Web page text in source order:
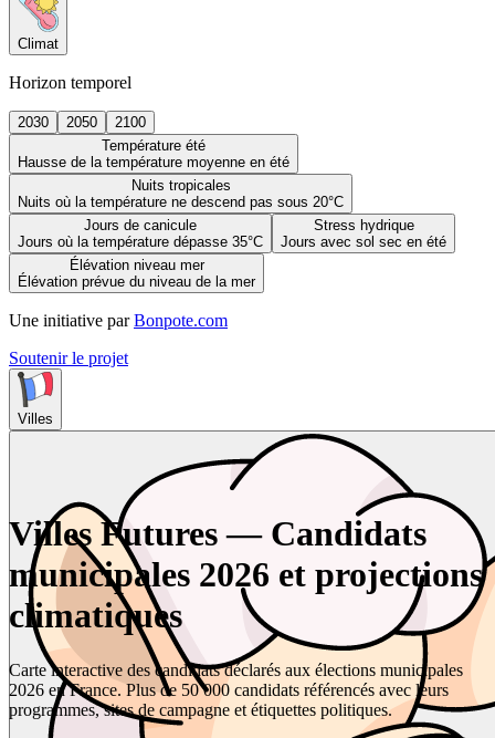
Climat
Horizon temporel
2030 2050
2100
Température été
Hausse de la température moyenne en été
Nuits tropicales
Nuits où la température ne descend pas sous 20°C
Jours de canicule
Jours où la température dépasse 35°C
Stress hydrique
Jours avec sol sec en été
Élévation niveau mer
Élévation prévue du niveau de la mer
Une initiative par Bonpote.com
Soutenir le projet
Villes
Villes Futures — Candidats
municipales 2026 et projections
climatiques
Carte interactive des candidats déclarés aux élections municipales
2026 en France. Plus de 50 000 candidats référencés avec leurs
programmes, sites de campagne et étiquettes politiques.